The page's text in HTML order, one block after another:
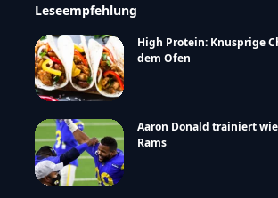
Leseempfehlung
High Protein: Knusprige
dem Ofen
Aaron Donald trainiert
Rams